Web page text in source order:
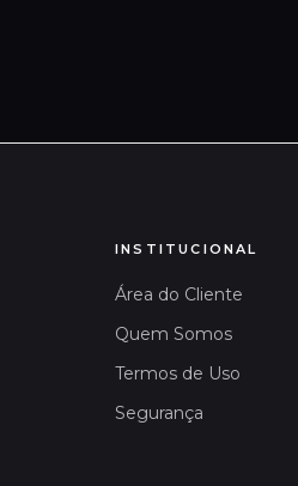
INSTITUCIONAL
Área do Cliente
Quem Somos
Termos de Uso
Segurança